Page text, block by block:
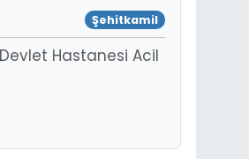
Şehitkamil
Hastanesi Acil